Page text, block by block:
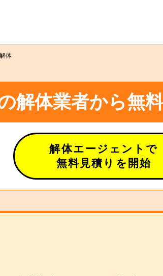
体
解体業者から無
解体エージェントで
無料見積りを開始